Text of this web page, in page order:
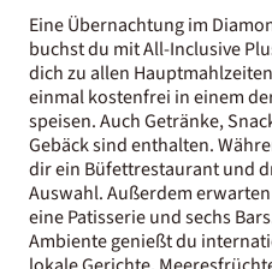
Eine Übernachtung im
buchst du mit All-Inclusive
dich zu allen
einmal kostenfrei in einem
speisen. Auch Getränke,
Gebäck sind enthalten.
dir ein Büfettrestaurant und
Auswahl. Außerdem
eine Patisserie und sechs
Ambiente genießt du